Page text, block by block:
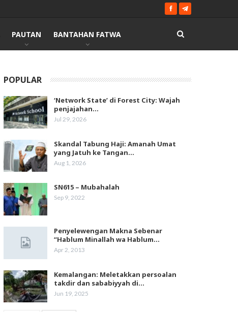
PAUTAN BANTAHAN FATWA
POPULAR
‘Network State’ di Forest City: Wajah
penjajahan…
Jul 29, 2026
Skandal Tabung Haji: Amanah Umat
yang Jatuh ke Tangan…
Aug 1, 2026
SN615 – Mubahalah
Sep 9, 2022
Penyelewengan Makna Sebenar
“Hablum Minallah wa Hablum…
Apr 2, 2013
Kemalangan: Meletakkan persoalan
takdir dan sababiyyah di…
Jun 19, 2025